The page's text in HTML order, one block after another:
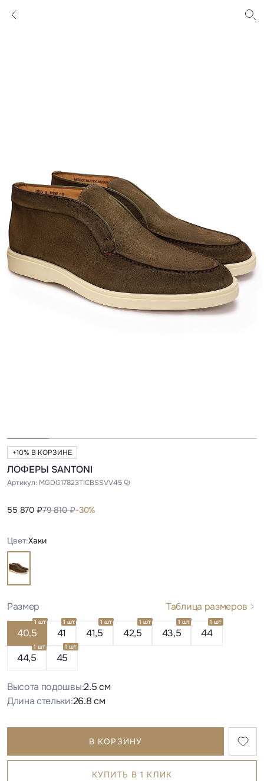
+10% В КОРЗИНЕ
ЛОФЕРЫ SANTONI
Артикул: MGDG17823TICBSSVV45
55 870 ₽79 810 ₽-30%
Цвет:Хаки
Размер Таблица размеров
40,5
1 шт
41
1 шт
41,5
1 шт
42,5
1 шт
43,5
1 шт
44
1 шт
44,5
1 шт
45
1 шт
Высота подошвы:2.5 см
Длина стельки:26.8 см
В КОРЗИНУ
КУПИТЬ В 1 КЛИК